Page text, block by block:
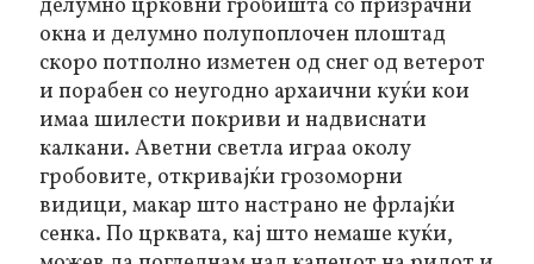
делумно црковни гробишта со призрачни
окна и делумно полупоплочен плоштад
скоро потполно изметен од снег од ветерот
и порабен со неугодно архаични куќи кои
имаа шилести покриви и надвиснати
калкани. Аветни светла играа околу
гробовите, откривајќи грозоморни
видици, макар што настрано не фрлајќи
сенка. По црквата, кај што немаше куќи,